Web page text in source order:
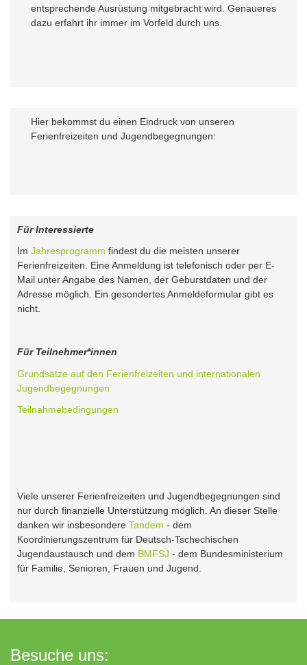
entsprechende Ausrüstung mitgebracht wird. Genaueres
dazu erfahrt ihr immer im Vorfeld durch uns.
Hier bekommst du einen Eindruck von unseren
Ferienfreizeiten und Jugendbegegnungen:
Für Interessierte
Im Jahresprogramm findest du die meisten unserer
Ferienfreizeiten. Eine Anmeldung ist telefonisch oder per E-
Mail unter Angabe des Namen, der Geburstdaten und der
Adresse möglich. Ein gesondertes Anmeldeformular gibt es
nicht.
Für Teilnehmer*innen
Grundsätze auf den Ferienfreizeiten und internationalen
Jugendbegegnungen
Teilnahmebedingungen
Viele unserer Ferienfreizeiten und Jugendbegegnungen sind
nur durch finanzielle Unterstützung möglich. An dieser Stelle
danken wir insbesondere Tandem - dem
Koordinierungszentrum für Deutsch-Tschechischen
Jugendaustausch und dem BMFSJ - dem Bundesministerium
für Familie, Senioren, Frauen und Jugend.
Besuche uns: